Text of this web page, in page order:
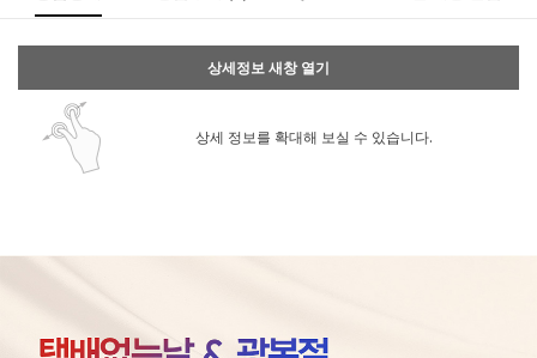
상세정보 새창 열기
상세 정보를 확대해 보실 수 있습니다.